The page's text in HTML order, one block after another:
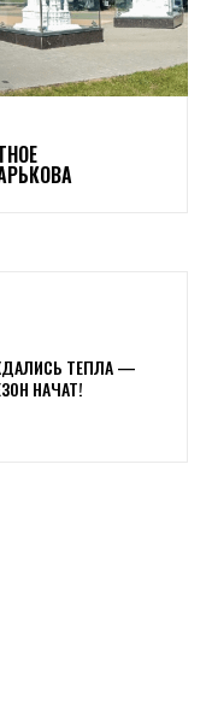
ТЕПЛА —
НАЧАТ!